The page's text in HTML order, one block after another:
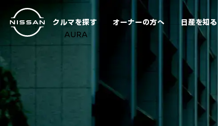
テ
ン
ツ
クルマを探す オーナーの方へ 日産を知る
AURA